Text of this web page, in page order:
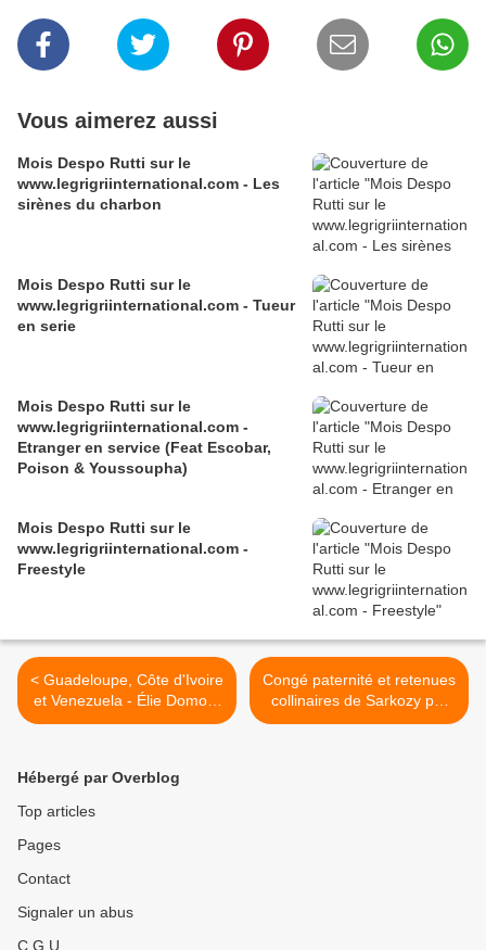
Vous aimerez aussi
Mois Despo Rutti sur le
www.legrigriinternational.com - Les
sirènes du charbon
Mois Despo Rutti sur le
www.legrigriinternational.com - Tueur
en serie
Mois Despo Rutti sur le
www.legrigriinternational.com -
Etranger en service (Feat Escobar,
Poison & Youssoupha)
Mois Despo Rutti sur le
www.legrigriinternational.com -
Freestyle
< Guadeloupe, Côte d'Ivoire
et Venezuela - Élie Domota
- 6 juin 2011 Paris
Congé paternité et retenues
collinaires de Sarkozy par
Ségolène Royal >
Hébergé par Overblog
Top articles
Pages
Contact
Signaler un abus
C.G.U.